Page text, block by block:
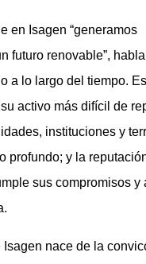
en Isagen “generamos
futuro renovable”,
a lo largo del tiempo.
activo más difícil de
instituciones y
profundo; y la
sus compromisos y
nace de la